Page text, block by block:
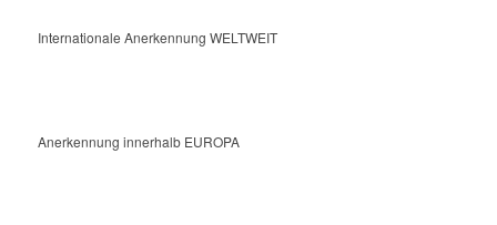
Internationale Anerkennung WELTWEIT
Anerkennung innerhalb EUROPA